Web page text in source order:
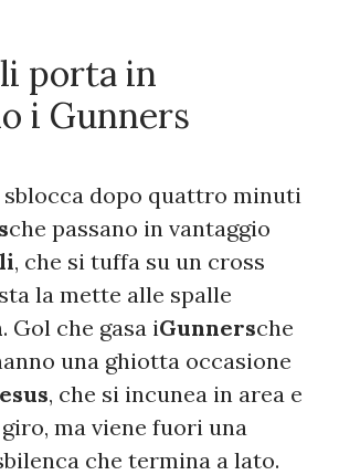
porta in
i Gunners
dopo quattro minuti
che passano in vantaggio
, che si tuffa su un cross
la mette alle spalle
. Gol che gasa iGunnersche
una ghiotta occasione
, che si incunea in area e
ma viene fuori una
che termina a lato.